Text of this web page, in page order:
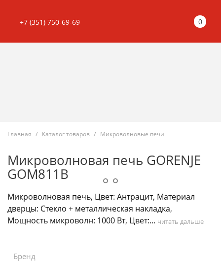
+7 (351) 750-69-69 0
Главная Каталог товаров Микроволновые печи
Микроволновая печь GORENJE
GOM811B
Микроволновая печь, Цвет: Антрацит, Материал
дверцы: Стекло + металлическая накладка,
Мощность микроволн: 1000 Вт, Цвет:... читать дальше
Бренд